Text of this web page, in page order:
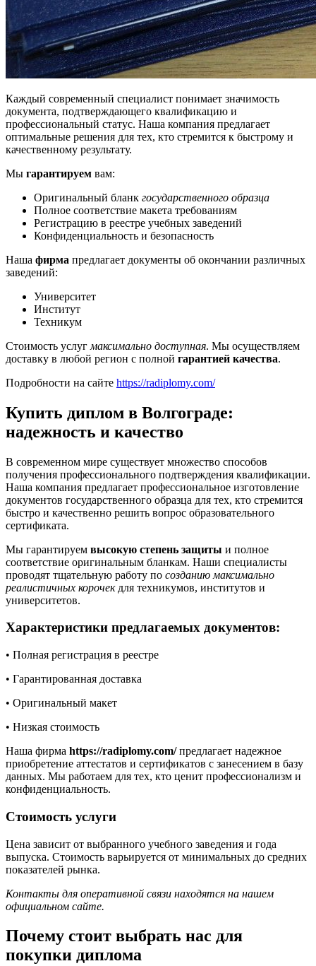
Каждый современный специалист понимает значимость
документа, подтверждающего квалификацию и
профессиональный статус. Наша компания предлагает
оптимальные решения для тех, кто стремится к быстрому и
качественному результату.
Мы гарантируем вам:
Оригинальный бланк государственного образца
Полное соответствие макета требованиям
Регистрацию в реестре учебных заведений
Конфиденциальность и безопасность
Наша фирма предлагает документы об окончании различных
заведений:
Университет
Институт
Техникум
Стоимость услуг максимально доступная. Мы осуществляем
доставку в любой регион с полной гарантией качества.
Подробности на сайте https://radiplomy.com/
Купить диплом в Волгограде:
надежность и качество
В современном мире существует множество способов
получения профессионального подтверждения квалификации.
Наша компания предлагает профессиональное изготовление
документов государственного образца для тех, кто стремится
быстро и качественно решить вопрос образовательного
сертификата.
Мы гарантируем высокую степень защиты и полное
соответствие оригинальным бланкам. Наши специалисты
проводят тщательную работу по созданию максимально
реалистичных корочекдля техникумов, институтов и
университетов.
Характеристики предлагаемых документов:
• Полная регистрация в реестре
• Гарантированная доставка
• Оригинальный макет
• Низкая стоимость
Наша фирма https://radiplomy.com/предлагает надежное
приобретение аттестатов и сертификатов с занесением в базу
данных. Мы работаем для тех, кто ценит профессионализм и
конфиденциальность.
Стоимость услуги
Цена зависит от выбранного учебного заведения и года
выпуска. Стоимость варьируется от минимальных до средних
показателей рынка.
Контакты для оперативной связи находятся на нашем
официальном сайте.
Почему стоит выбрать нас для
покупки диплома